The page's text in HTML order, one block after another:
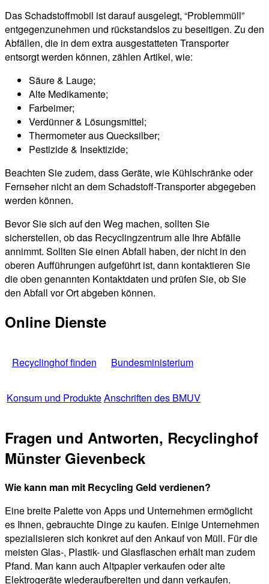
Das Schadstoffmobil ist darauf ausgelegt, “Problemmüll”
entgegenzunehmen und rückstandslos zu beseitigen. Zu den
Abfällen, die in dem extra ausgestatteten Transporter
entsorgt werden können, zählen Artikel, wie:
Säure & Lauge;
Alte Medikamente;
Farbeimer;
Verdünner & Lösungsmittel;
Thermometer aus Quecksilber;
Pestizide & Insektizide;
Beachten Sie zudem, dass Geräte, wie Kühlschränke oder
Fernseher nicht an dem Schadstoff-Transporter abgegeben
werden können.
Bevor Sie sich auf den Weg machen, sollten Sie
sicherstellen, ob das Recyclingzentrum alle Ihre Abfälle
annimmt. Sollten Sie einen Abfall haben, der nicht in den
oberen Aufführungen aufgeführt ist, dann kontaktieren Sie
die oben genannten Kontaktdaten und prüfen Sie, ob Sie
den Abfall vor Ort abgeben können.
Online Dienste
Recyclinghof finden Bundesministerium
Konsum und ProdukteAnschriften des BMUV
Fragen und Antworten, Recyclinghof
Münster Gievenbeck
Wie kann man mit Recycling Geld verdienen?
Eine breite Palette von Apps und Unternehmen ermöglicht
es Ihnen, gebrauchte Dinge zu kaufen. Einige Unternehmen
spezialisieren sich konkret auf den Ankauf von Müll. Für die
meisten Glas-, Plastik- und Glasflaschen erhält man zudem
Pfand. Man kann auch Altpapier verkaufen oder alte
Elektrogeräte wiederaufbereiten und dann verkaufen.